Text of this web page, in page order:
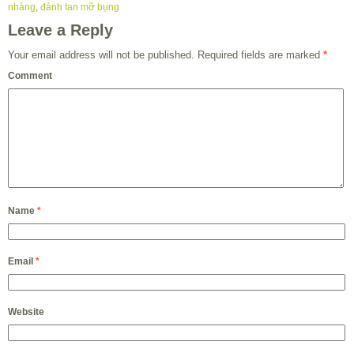
nhàng, đánh tan mỡ bụng
Leave a Reply
Your email address will not be published. Required fields are marked *
Comment
Name *
Email *
Website